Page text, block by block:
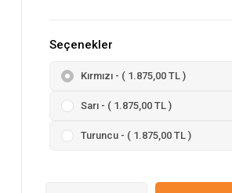
Seçenekler
Kırmızı - ( 1.875,00 TL )
Sarı - ( 1.875,00 TL )
Turuncu - ( 1.875,00 TL )